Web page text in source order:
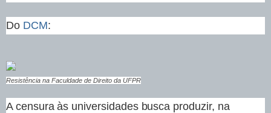
Do DCM:
Resistência na Faculdade de Direito da UFPR
A censura às universidades busca produzir, na